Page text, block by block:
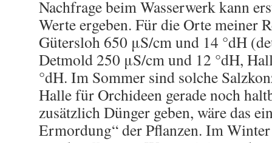
Nachfrage beim Wasserwerk kann
Werte ergeben. Für die Orte meiner
Gütersloh 650 μS/cm und 14 °dH
Detmold 250 μS/cm und 12 °dH,
°dH. Im Sommer sind solche
Halle für Orchideen gerade noch
zusätzlich Dünger geben, wäre das
Ermordung“ der Pflanzen. Im